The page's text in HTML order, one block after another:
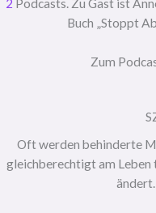
2 Podcasts. Zu Gast ist
Buch „Stoppt
Zum
Oft werden behinderte
gleichberechtigt am Leben